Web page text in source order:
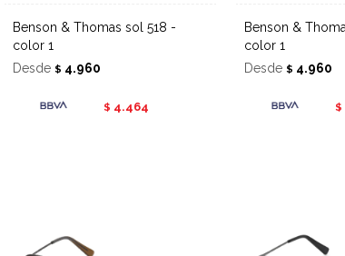
Benson & Thomas sol 518 -
color 1
Desde $ 4.960
$ 4.464
Benson & Thomas sol 503 -
color 1
Desde$ 4.960
$